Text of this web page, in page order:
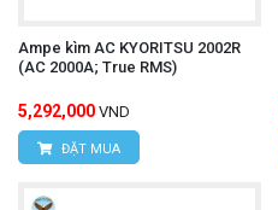
Ampe kìm AC KYORITSU 2002R
(AC 2000A; True RMS)
5,292,000 VND
ĐẶT MUA